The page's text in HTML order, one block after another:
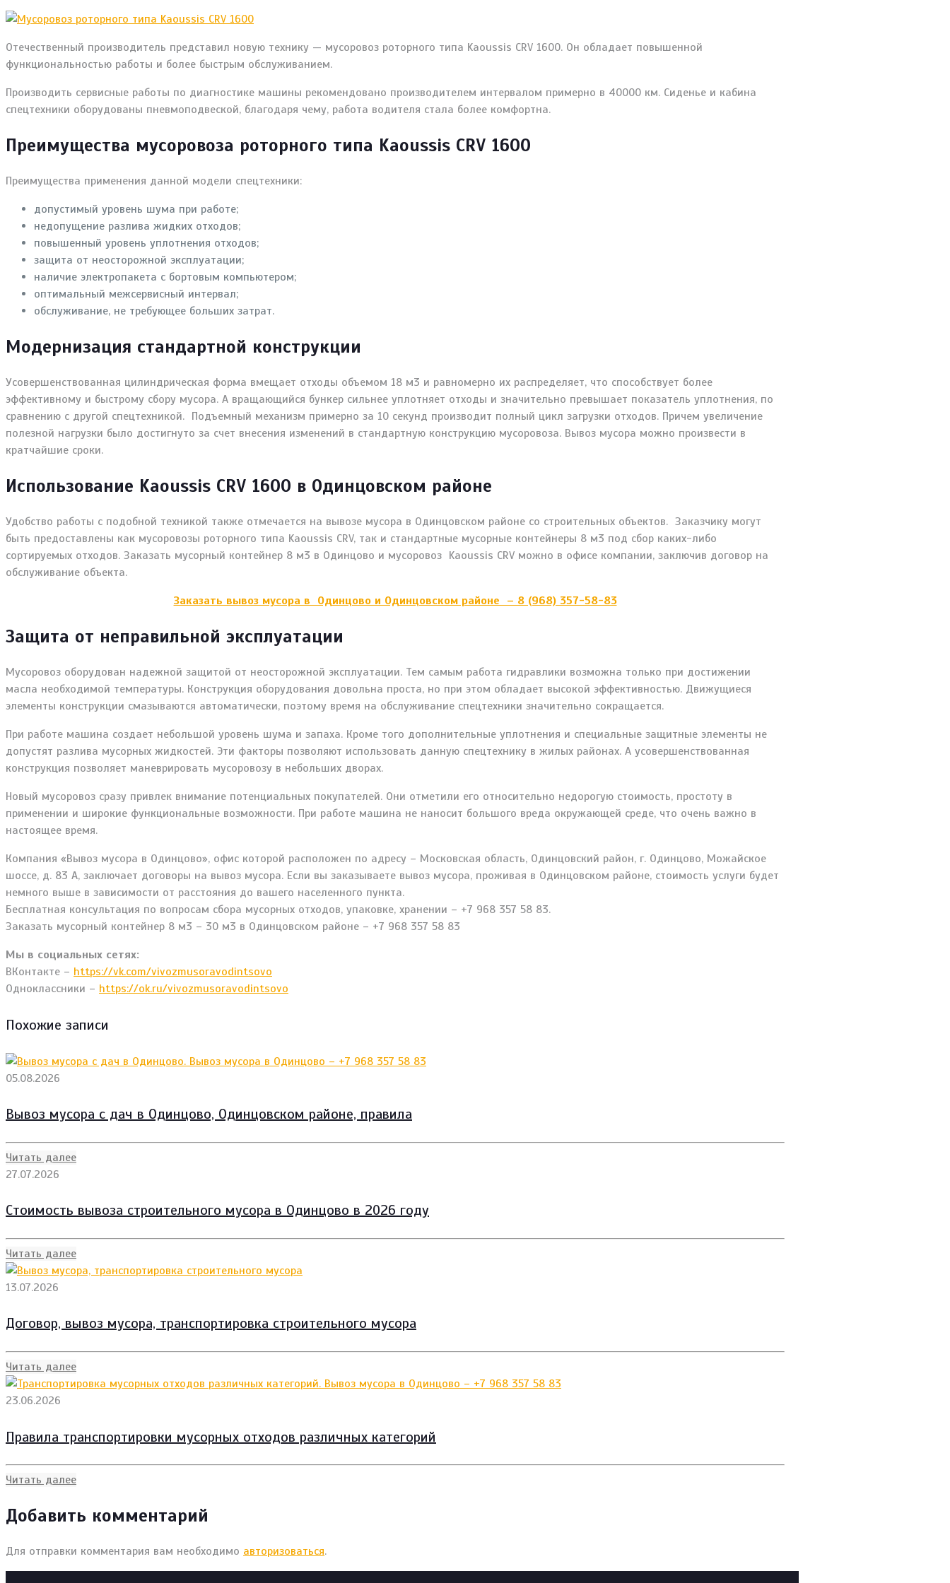
Отечественный производитель представил новую технику — мусоровоз роторного типа Kaoussis CRV 1600. Он обладает повышенной
функциональностью работы и более быстрым обслуживанием.
Производить сервисные работы по диагностике машины рекомендовано производителем интервалом примерно в 40000 км. Сиденье и кабина
спецтехники оборудованы пневмоподвеской, благодаря чему, работа водителя стала более комфортна.
Преимущества мусоровоза роторного типа Kaoussis CRV 1600
Преимущества применения данной модели спецтехники:
допустимый уровень шума при работе;
недопущение разлива жидких отходов;
повышенный уровень уплотнения отходов;
защита от неосторожной эксплуатации;
наличие электропакета с бортовым компьютером;
оптимальный межсервисный интервал;
обслуживание, не требующее больших затрат.
Модернизация стандартной конструкции
Усовершенствованная цилиндрическая форма вмещает отходы объемом 18 м3 и равномерно их распределяет, что способствует более
эффективному и быстрому сбору мусора. А вращающийся бункер сильнее уплотняет отходы и значительно превышает показатель уплотнения, по
сравнению с другой спецтехникой. Подъемный механизм примерно за 10 секунд производит полный цикл загрузки отходов. Причем увеличение
полезной нагрузки было достигнуто за счет внесения изменений в стандартную конструкцию мусоровоза. Вывоз мусора можно произвести в
кратчайшие сроки.
Использование Kaoussis CRV 1600 в Одинцовском районе
Удобство работы с подобной техникой также отмечается на вывозе мусора в Одинцовском районе со строительных объектов. Заказчику могут
быть предоставлены как мусоровозы роторного типа Kaoussis CRV, так и стандартные мусорные контейнеры 8 м3 под сбор каких-либо
сортируемых отходов. Заказать мусорный контейнер 8 м3 в Одинцово и мусоровоз Kaoussis CRV можно в офисе компании, заключив договор на
обслуживание объекта.
Заказать вывоз мусора в Одинцово и Одинцовском районе – 8 (968) 357-58-83
Защита от неправильной эксплуатации
Мусоровоз оборудован надежной защитой от неосторожной эксплуатации. Тем самым работа гидравлики возможна только при достижении
масла необходимой температуры. Конструкция оборудования довольна проста, но при этом обладает высокой эффективностью. Движущиеся
элементы конструкции смазываются автоматически, поэтому время на обслуживание спецтехники значительно сокращается.
При работе машина создает небольшой уровень шума и запаха. Кроме того дополнительные уплотнения и специальные защитные элементы не
допустят разлива мусорных жидкостей. Эти факторы позволяют использовать данную спецтехнику в жилых районах. А усовершенствованная
конструкция позволяет маневрировать мусоровозу в небольших дворах.
Новый мусоровоз сразу привлек внимание потенциальных покупателей. Они отметили его относительно недорогую стоимость, простоту в
применении и широкие функциональные возможности. При работе машина не наносит большого вреда окружающей среде, что очень важно в
настоящее время.
Компания «Вывоз мусора в Одинцово», офис которой расположен по адресу – Московская область, Одинцовский район, г. Одинцово, Можайское
шоссе, д. 83 А, заключает договоры на вывоз мусора. Если вы заказываете вывоз мусора, проживая в Одинцовском районе, стоимость услуги будет
немного выше в зависимости от расстояния до вашего населенного пункта.
Бесплатная консультация по вопросам сбора мусорных отходов, упаковке, хранении – +7 968 357 58 83.
Заказать мусорный контейнер 8 м3 – 30 м3 в Одинцовском районе – +7 968 357 58 83
Мы в социальных сетях:
ВКонтакте – https://vk.com/vivozmusoravodintsovo
Одноклассники – https://ok.ru/vivozmusoravodintsovo
Похожие записи
05.08.2026
Вывоз мусора с дач в Одинцово, Одинцовском районе, правила
Читать далее
27.07.2026
Стоимость вывоза строительного мусора в Одинцово в 2026 году
Читать далее
13.07.2026
Договор, вывоз мусора, транспортировка строительного мусора
Читать далее
23.06.2026
Правила транспортировки мусорных отходов различных категорий
Читать далее
Добавить комментарий
Для отправки комментария вам необходимо авторизоваться.